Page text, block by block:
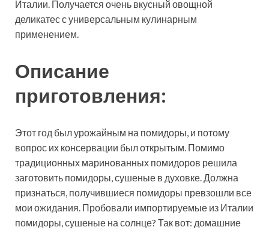
Италии. Получается очень вкусный овощной
деликатес с универсальным кулинарным
применением.
Описание
приготовления:
Этот год был урожайным на помидоры, и потому
вопрос их консервации был открытым. Помимо
традиционных маринованных помидоров решила
заготовить помидоры, сушеные в духовке. Должна
признаться, получившиеся помидоры превзошли все
мои ожидания. Пробовали импортируемые из Италии
помидоры, сушеные на солнце? Так вот: домашние